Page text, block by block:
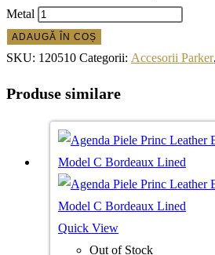
Metal
ADAUGĂ ÎN COȘ
SKU: 120510 Categorii: Accesorii Parker,
Produse similare
Quick View
Out of Stock